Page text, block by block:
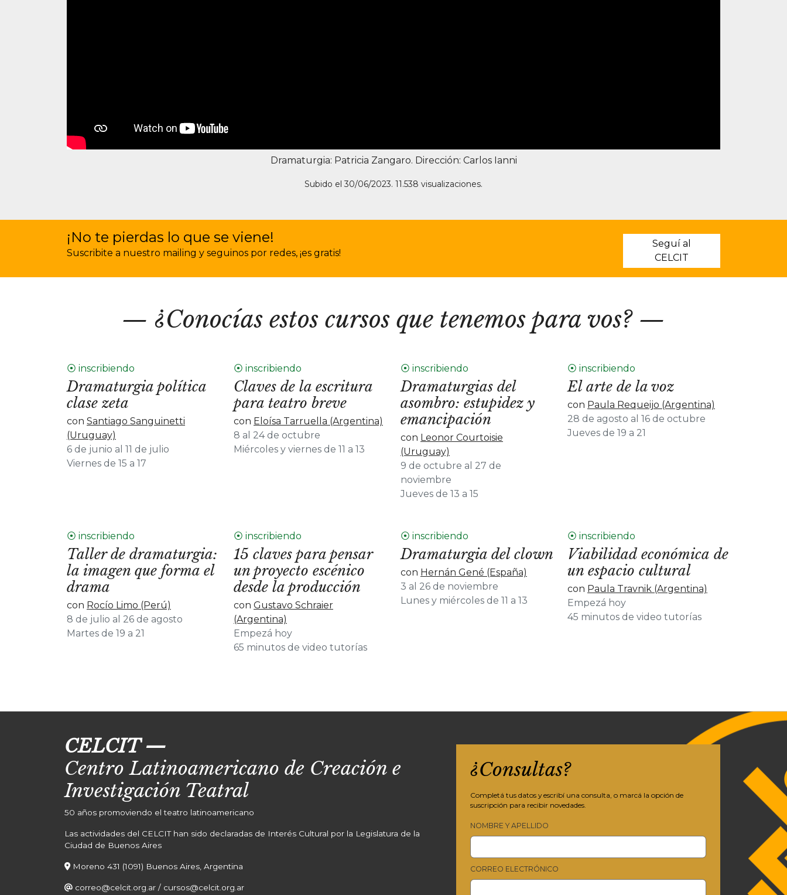
Dramaturgia: Patricia Zangaro. Dirección: Carlos Ianni
Subido el 30/06/2023. 11.538 visualizaciones.
¡No te pierdas lo que se viene!
Suscribite a nuestro mailing y seguinos por redes, ¡es gratis!
Seguí al
CELCIT
¿Conocías estos cursos que tenemos para vos?
⦿ inscribiendo
Dramaturgia política
clase zeta
con Santiago Sanguinetti
(Uruguay)
6 de junio al 11 de julio
Viernes de 15 a 17
⦿ inscribiendo
Claves de la escritura
para teatro breve
con Eloísa Tarruella (Argentina)
8 al 24 de octubre
Miércoles y viernes de 11 a 13
⦿ inscribiendo
Dramaturgias del
asombro: estupidez y
emancipación
con Leonor Courtoisie
(Uruguay)
9 de octubre al 27 de
noviembre
Jueves de 13 a 15
⦿ inscribiendo
El arte de la voz
con Paula Requeijo (Argentina)
28 de agosto al 16 de octubre
Jueves de 19 a 21
⦿ inscribiendo
Taller de dramaturgia:
la imagen que forma el
drama
con Rocío Limo (Perú)
8 de julio al 26 de agosto
Martes de 19 a 21
⦿ inscribiendo
15 claves para pensar
un proyecto escénico
desde la producción
con Gustavo Schraier
(Argentina)
Empezá hoy
65 minutos de video tutorías
⦿ inscribiendo
Dramaturgia del clown
con Hernán Gené (España)
3 al 26 de noviembre
Lunes y miércoles de 11 a 13
⦿ inscribiendo
Viabilidad económica de
un espacio cultural
con Paula Travnik (Argentina)
Empezá hoy
45 minutos de video tutorías
CELCIT—
Centro Latinoamericano de Creación e
Investigación Teatral
50 años promoviendo el teatro latinoamericano
Las actividades del CELCIT han sido declaradas de Interés Cultural por la Legislatura de la
Ciudad de Buenos Aires
Moreno 431 (1091) Buenos Aires, Argentina
correo@celcit.org.ar / cursos@celcit.org.ar
¿Consultas?
Completá tus datos y escribí una consulta, o marcá la opción de
suscripción para recibir novedades.
NOMBRE Y APELLIDO
CORREO ELECTRÓNICO